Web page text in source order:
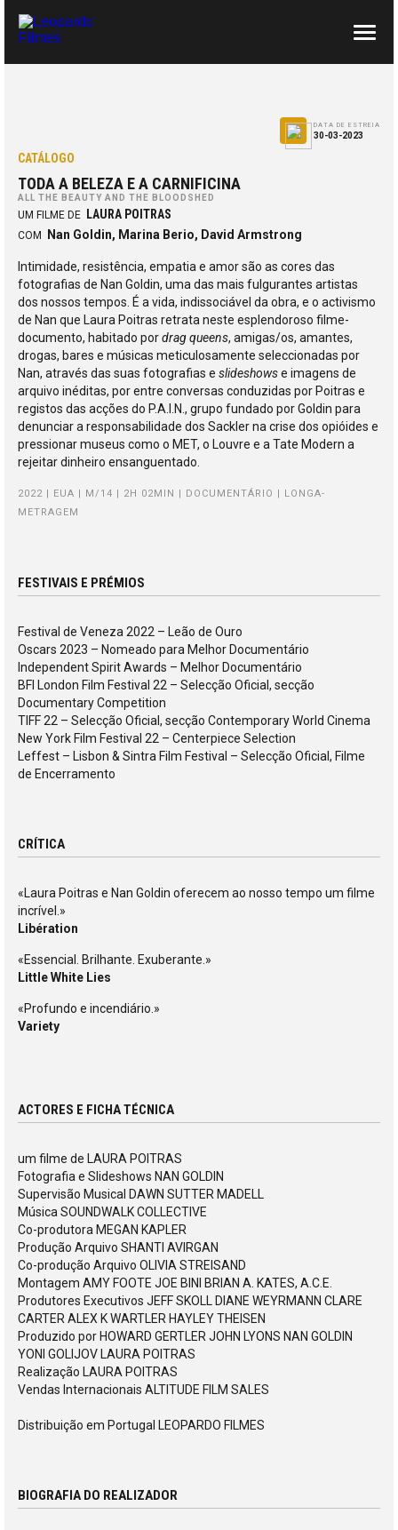
SOBRE NÓS
CONTACTOS
CATÁLOGO
TODA A BELEZA E A CARNIFICINA
ALL THE BEAUTY AND THE BLOODSHED
DATA DE ESTREIA
30-03-2023
UM FILME DE LAURA POITRAS
COM Nan Goldin, Marina Berio, David Armstrong
Intimidade, resistência, empatia e amor são as cores das
fotografias de Nan Goldin, uma das mais fulgurantes artistas
dos nossos tempos. É a vida, indissociável da obra, e o activismo
de Nan que Laura Poitras retrata neste esplendoroso filme-
documento, habitado pordrag queens, amigas/os, amantes,
drogas, bares e músicas meticulosamente seleccionadas por
Nan, através das suas fotografias e slideshowse imagens de
arquivo inéditas, por entre conversas conduzidas por Poitras e
registos das acções do P.A.I.N., grupo fundado por Goldin para
denunciar a responsabilidade dos Sackler na crise dos opióides e
pressionar museus como o MET, o Louvre e a Tate Modern a
rejeitar dinheiro ensanguentado.
2022 | EUA | M/14 | 2H 02MIN | DOCUMENTÁRIO | LONGA-
METRAGEM
FESTIVAIS E PRÉMIOS
Festival de Veneza 2022 – Leão de Ouro
Oscars 2023 – Nomeado para Melhor Documentário
Independent Spirit Awards – Melhor Documentário
BFI London Film Festival 22 – Selecção Oficial, secção
Documentary Competition
TIFF 22 – Selecção Oficial, secção Contemporary World Cinema
New York Film Festival 22 – Centerpiece Selection
Leffest – Lisbon & Sintra Film Festival – Selecção Oficial, Filme
de Encerramento
CRÍTICA
«Laura Poitras e Nan Goldin oferecem ao nosso tempo um filme
incrível.»
Libération
«Essencial. Brilhante. Exuberante.»
Little White Lies
«Profundo e incendiário.»
Variety
ACTORES E FICHA TÉCNICA
um filme de LAURA POITRAS
Fotografia e Slideshows NAN GOLDIN
Supervisão Musical DAWN SUTTER MADELL
Música SOUNDWALK COLLECTIVE
Co-produtora MEGAN KAPLER
Produção Arquivo SHANTI AVIRGAN
Co-produção Arquivo OLIVIA STREISAND
Montagem AMY FOOTE JOE BINI BRIAN A. KATES, A.C.E.
Produtores Executivos JEFF SKOLL DIANE WEYRMANN CLARE
CARTER ALEX K WARTLER HAYLEY THEISEN
Produzido por HOWARD GERTLER JOHN LYONS NAN GOLDIN
YONI GOLIJOV LAURA POITRAS
Realização LAURA POITRAS
Vendas Internacionais ALTITUDE FILM SALES
Distribuição em Portugal LEOPARDO FILMES
BIOGRAFIA DO REALIZADOR